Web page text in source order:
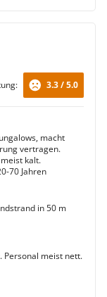
3.3 / 5.0
macht
vertragen.
kalt.
70 Jahren
in 50 m
Personal meist nett.